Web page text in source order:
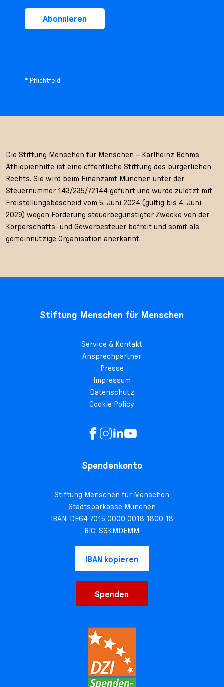
Abonnieren
* Pflichtfeld
Die Stiftung Menschen für Menschen – Karlheinz Böhms
Äthiopienhilfe ist eine öffentliche Stiftung des bürgerlichen
Rechts. Sie wird beim Finanzamt München unter der
Steuernummer 143/235/72144 geführt und wurde zuletzt mit
Freistellungsbescheid vom 5. Juni 2024 (gültig bis 4. Juni
2029) wegen Förderung steuerbegünstigter Zwecke von der
Körperschafts- und Gewerbesteuer befreit und somit als
gemeinnützige Organisation anerkannt.
Stiftung Menschen für Menschen
Service & Kontakt
Ansprechpartner
Presse
Impressum
Datenschutz
Cookie Policy
Spendenkonto
Stiftung Menschen für Menschen
Stadtsparkasse München
IBAN: DE64 7015 0000 0018 1800 18
BIC: SSKMDEMM
IBAN kopieren
Spenden